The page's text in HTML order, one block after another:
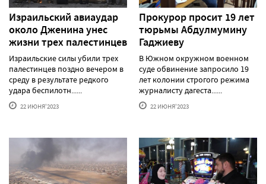
Израильский авиаудар
около Дженина унес
жизни трех палестинцев
Израильские силы убили трех
палестинцев поздно вечером в
среду в результате редкого
удара беспилотн......
22 ИЮНЯ'2023
Прокурор просит 19 лет
тюрьмы Абдулмумину
Гаджиеву
В Южном окружном военном
суде обвинение запросило 19
лет колонии строгого режима
журналисту дагеста......
22 ИЮНЯ'2023